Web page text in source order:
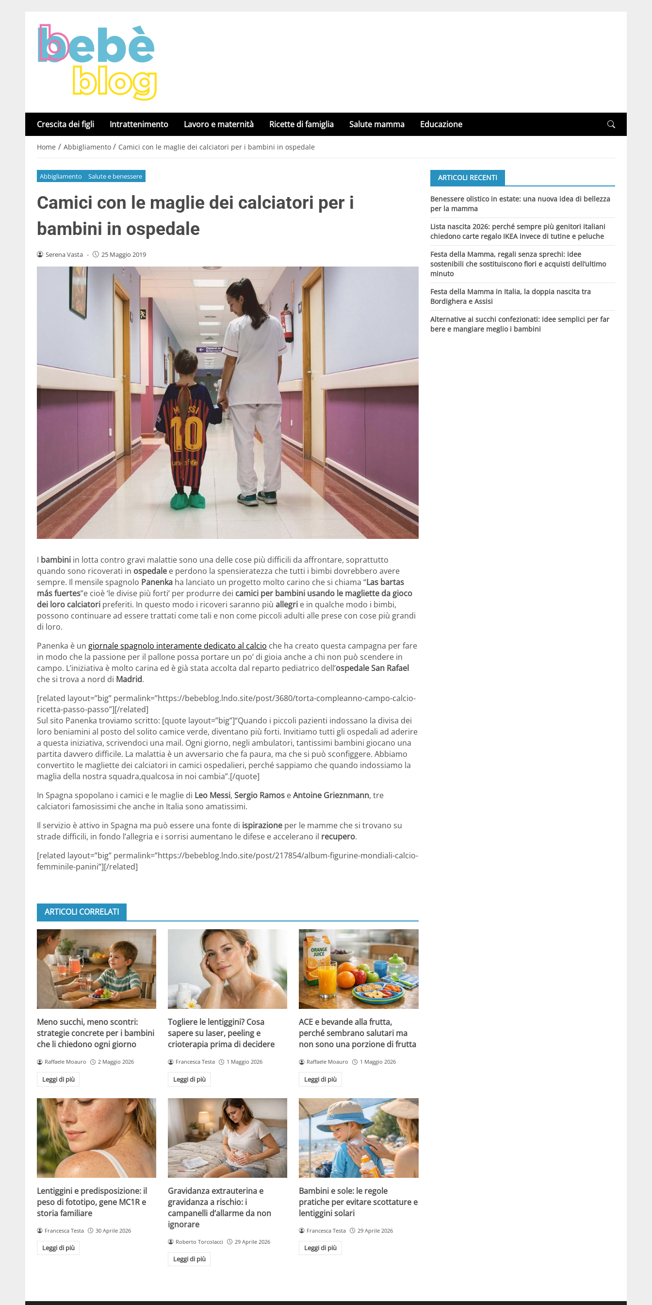
Crescita dei figli Intrattenimento Lavoro e maternità Ricette di famiglia Salute mamma Educazione
Home / Abbigliamento / Camici con le maglie dei calciatori per i bambini in ospedale
Abbigliamento Salute e benessere
Camici con le maglie dei calciatori per i
bambini in ospedale
Serena Vasta - 25 Maggio 2019
I bambini in lotta contro gravi malattie sono una delle cose più difficili da affrontare, soprattutto
quando sono ricoverati in ospedale e perdono la spensieratezza che tutti i bimbi dovrebbero avere
sempre. Il mensile spagnolo Panenka ha lanciato un progetto molto carino che si chiama “Las bartas
más fuertes”e cioè ‘le divise più forti’ per produrre dei camici per bambini usando le magliette da gioco
dei loro calciatori preferiti. In questo modo i ricoveri saranno più allegri e in qualche modo i bimbi,
possono continuare ad essere trattati come tali e non come piccoli adulti alle prese con cose più grandi
di loro.
Panenka è un giornale spagnolo interamente dedicato al calcio che ha creato questa campagna per fare
in modo che la passione per il pallone possa portare un po’ di gioia anche a chi non può scendere in
campo. L’iniziativa è molto carina ed è già stata accolta dal reparto pediatrico dell’ospedale San Rafael
che si trova a nord di Madrid.
[related layout=”big” permalink=”https://bebeblog.lndo.site/post/3680/torta-compleanno-campo-calcio-
ricetta-passo-passo”][/related]
Sul sito Panenka troviamo scritto: [quote layout=”big”]“Quando i piccoli pazienti indossano la divisa dei
loro beniamini al posto del solito camice verde, diventano più forti. Invitiamo tutti gli ospedali ad aderire
a questa iniziativa, scrivendoci una mail. Ogni giorno, negli ambulatori, tantissimi bambini giocano una
partita davvero difficile. La malattia è un avversario che fa paura, ma che si può sconfiggere. Abbiamo
convertito le magliette dei calciatori in camici ospedalieri, perché sappiamo che quando indossiamo la
maglia della nostra squadra,qualcosa in noi cambia”.[/quote]
In Spagna spopolano i camici e le maglie di Leo Messi, Sergio Ramos eAntoine Grieznmann, tre
calciatori famosissimi che anche in Italia sono amatissimi.
Il servizio è attivo in Spagna ma può essere una fonte di ispirazione per le mamme che si trovano su
strade difficili, in fondo l’allegria e i sorrisi aumentano le difese e accelerano il recupero.
[related layout=”big” permalink=”https://bebeblog.lndo.site/post/217854/album-figurine-mondiali-calcio-
femminile-panini”][/related]
ARTICOLI CORRELATI
Meno succhi, meno scontri:
strategie concrete per i bambini
che li chiedono ogni giorno
Raffaele Moauro 2 Maggio 2026
Leggi di più
Togliere le lentiggini? Cosa
sapere su laser, peeling e
crioterapia prima di decidere
Francesca Testa 1 Maggio 2026
Leggi di più
ACE e bevande alla frutta,
perché sembrano salutari ma
non sono una porzione di frutta
Raffaele Moauro 1 Maggio 2026
Leggi di più
Lentiggini e predisposizione: il
peso di fototipo, gene MC1R e
storia familiare
Francesca Testa 30 Aprile 2026
Leggi di più
Gravidanza extrauterina e
gravidanza a rischio: i
campanelli d’allarme da non
ignorare
Roberto Torcolacci 29 Aprile 2026
Leggi di più
Bambini e sole: le regole
pratiche per evitare scottature e
lentiggini solari
Francesca Testa 29 Aprile 2026
Leggi di più
ARTICOLI RECENTI
Benessere olistico in estate: una nuova idea di bellezza
per la mamma
Lista nascita 2026: perché sempre più genitori italiani
chiedono carte regalo IKEA invece di tutine e peluche
Festa della Mamma, regali senza sprechi: idee
sostenibili che sostituiscono fiori e acquisti dell’ultimo
minuto
Festa della Mamma in Italia, la doppia nascita tra
Bordighera e Assisi
Alternative ai succhi confezionati: idee semplici per far
bere e mangiare meglio i bambini